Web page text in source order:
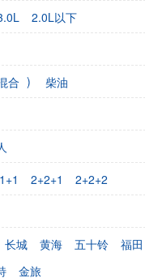
2.0L以下
合 ) 柴油
2+2+1 2+2+2
长城 黄海 五十铃
福田
金旅